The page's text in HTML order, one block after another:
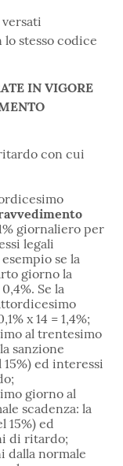
lo stesso codice
IN VIGORE
con cui
giornaliero per
legali
se la
giorno la
Se la
x 14 = 1,4%;
al trentesimo
sanzione
ed interessi
giorno al
scadenza: la
15%) ed
di ritardo;
dalla normale